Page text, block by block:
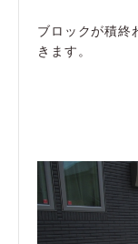
ブロックが積終
きます。